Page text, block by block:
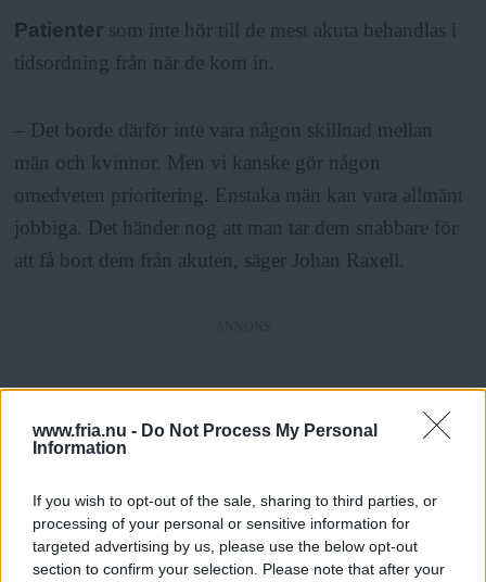
www.fria.nu - Do Not Process My Personal
Information
If you wish to opt-out of the sale, sharing to third parties, or
processing of your personal or sensitive information for
targeted advertising by us, please use the below opt-out
section to confirm your selection. Please note that after your
Patienter som inte hör till de mest akuta behandlas i
tidsordning från när de kom in.
– Det borde därför inte vara någon skillnad mellan
män och kvinnor. Men vi kanske gör någon
omedveten prioritering. Enstaka män kan vara allmänt
jobbiga. Det händer nog att man tar dem snabbare för
att få bort dem från akuten, säger Johan Raxell.
Så ni arbetar inte för att motverka de här
skillnaderna?
– Skillnaden mellan män och kvinnor har vi nog inte
reflekterat över så mycket. Det är klart att det är ett